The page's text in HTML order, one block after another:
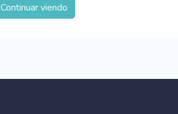
Continuar viendo